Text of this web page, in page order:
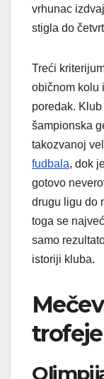
vrhunac
stigla do
Treći
običnom kolu
poredak.
šampionska
takozvanoj
fudbala, dok
gotovo
drugu ligu do
toga se
samo
istoriji kluba.